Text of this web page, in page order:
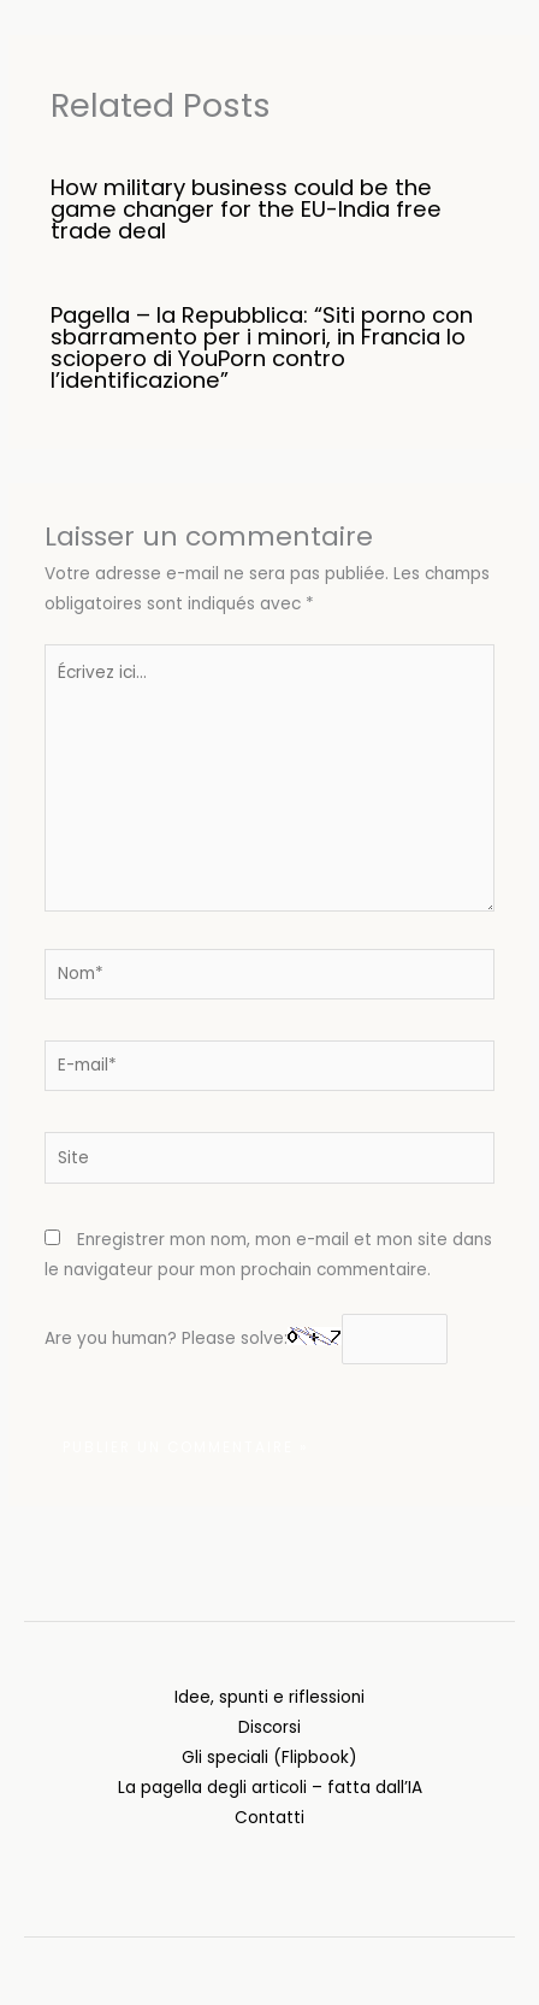
Related Posts
How military business could be the
game changer for the EU-India free
trade deal
Pagella – la Repubblica: “Siti porno con
sbarramento per i minori, in Francia lo
sciopero di YouPorn contro
l’identificazione”
Laisser un commentaire
Votre adresse e-mail ne sera pas publiée. Les champs
obligatoires sont indiqués avec *
Écrivez
Nom*
E-
mail*
Site
Enregistrer mon nom, mon e-mail et mon site dans
le navigateur pour mon prochain commentaire.
Are you human? Please solve:
Idee, spunti e riflessioni
Discorsi
Gli speciali (Flipbook)
La pagella degli articoli – fatta dall’IA
Contatti